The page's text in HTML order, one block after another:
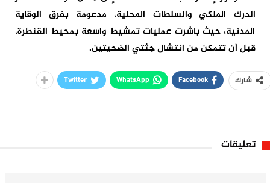
الدرك الملكي والسلطات المحلية، مدعومة بفرق الوقاية
المدنية، حيث باشرت عمليات تمشيط واسعة بمحيط القنطرة،
قبل أن تتمكن من انتشال جثتي الضحيتين.
شارك Facebook
WhatsApp
Twitter
تعليقات